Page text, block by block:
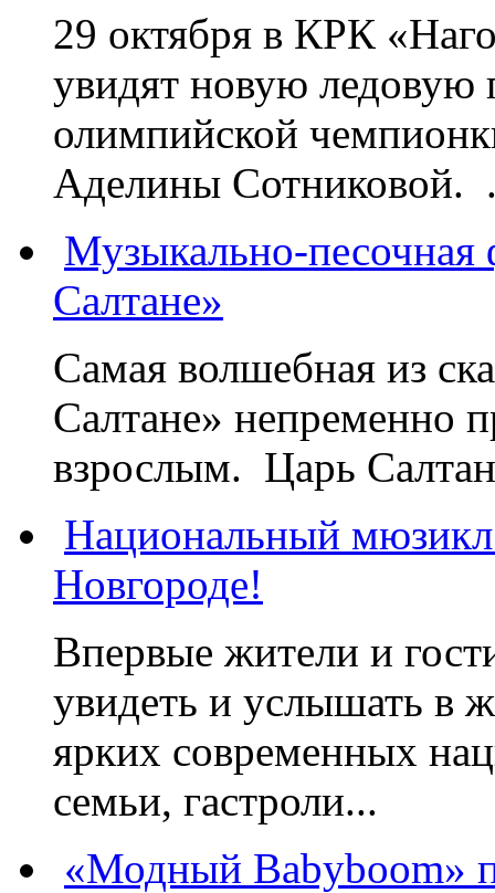
29 октября в КРК
увидят новую ледовую
олимпийской
Аделины Сотниковой.
Музыкально-песочная
Салтане»
Самая волшебная из
Салтане» непременно
взрослым. Царь
Национальный
Новгороде!
Впервые жители и
увидеть и услышать в
ярких современных
семьи, гастроли...
«Модный Babyboom»